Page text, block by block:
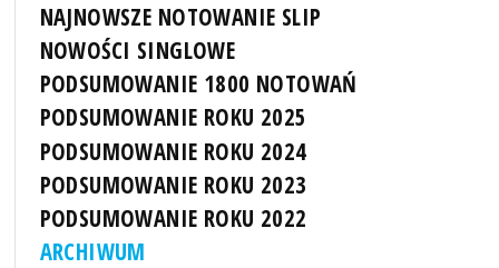
NAJNOWSZE NOTOWANIE SLIP
NOWOŚCI SINGLOWE
PODSUMOWANIE 1800 NOTOWAŃ
PODSUMOWANIE ROKU 2025
PODSUMOWANIE ROKU 2024
PODSUMOWANIE ROKU 2023
PODSUMOWANIE ROKU 2022
ARCHIWUM